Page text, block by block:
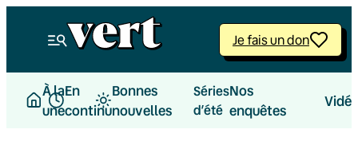
Je fais un don
À la
une
En
continu
Bonnes
nouvelles
Séries
d’été
Nos
enquêtes